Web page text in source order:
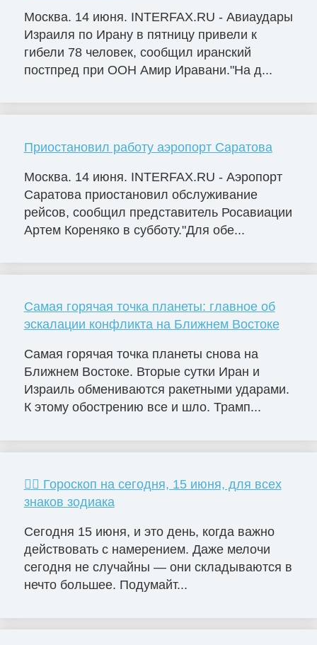
Москва. 14 июня. INTERFAX.RU - Авиаудары
Израиля по Ирану в пятницу привели к
гибели 78 человек, сообщил иранский
постпред при ООН Амир Иравани."На д...
Приостановил работу аэропорт Саратова
Москва. 14 июня. INTERFAX.RU - Аэропорт
Саратова приостановил обслуживание
рейсов, сообщил представитель Росавиации
Артем Кореняко в субботу."Для обе...
Самая горячая точка планеты: главное об
эскалации конфликта на Ближнем Востоке
Самая горячая точка планеты снова на
Ближнем Востоке. Вторые сутки Иран и
Израиль обмениваются ракетными ударами.
К этому обострению все и шло. Трамп...
🧙‍♀ Гороскоп на сегодня, 15 июня, для всех
знаков зодиака
Сегодня 15 июня, и это день, когда важно
действовать с намерением. Даже мелочи
сегодня не случайны — они складываются в
нечто большее. Подумайт...